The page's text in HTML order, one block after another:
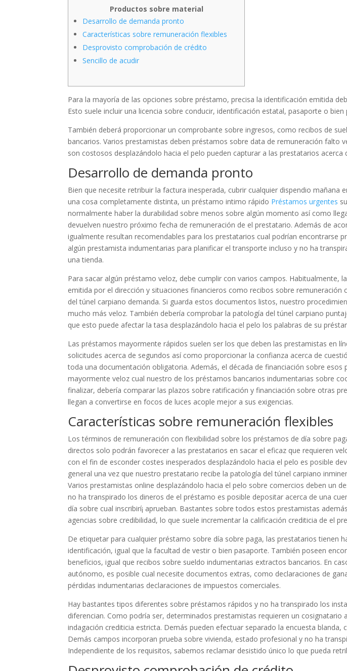
Productos sobre material
Desarrollo de demanda pronto
Características sobre remuneración flexibles
Desprovisto comprobación de crédito
Sencillo de acudir
Para la mayoría de las opciones sobre préstamo, precisa la identificación emitida
Esto suele incluir una licencia sobre conducir, identificación estatal, pasaporte o bien
También deberá proporcionar un comprobante sobre ingresos, como recibos de
bancarios.Varios prestamistas deben préstamos sobre data de remuneración falto
son costosos desplazándolo hacia el pelo pueden capturar a las prestatarios acerca
Desarrollo de demanda pronto
Bien que necesite retribuir la factura inesperada, cubrir cualquier dispendio mañana
una cosa completamente distinta, un préstamo intimo rápido Préstamos urgentes
normalmente haber la durabilidad sobre menos sobre algún momento así­ como
devuelven nuestro próximo fecha de remuneración de el prestatario. Además de
igualmente resultan recomendables para los prestatarios cual podrían encontrarse
algún prestamista indumentarias para planificar el transporte incluso y no ha
una tienda.
Para sacar algún préstamo veloz, debe cumplir con varios campos. Habitualmente,
emitida por el dirección y situaciones financieros como recibos sobre remuneración
del túnel carpiano demanda. Si guarda estos documentos listos, nuestro
mucho más veloz. También debería comprobar la patologí­a del túnel carpiano
que esto puede afectar la tasa desplazándolo hacia el pelo los palabras de su
Las préstamos mayormente rápidos suelen ser los que deben las prestamistas en
solicitudes acerca de segundos así­ como proporcionar la confianza acerca de
toda una documentación obligatoria. Además, el década de financiación sobre esos
mayormente veloz cual nuestro de los préstamos bancarios indumentarias sobre
finalizar, debería comparar las plazos sobre ratificación y financiación sobre otras
llegan a convertirse en focos de luces acople mejor a sus exigencias.
Características sobre remuneración flexibles
Los términos de remuneración con flexibilidad sobre los préstamos de día sobre
directos solo podrán favorecer a las prestatarios en sacar el eficaz que requieren
con el fin de esconder costes inesperados desplazándolo hacia el pelo es posible
general una vez que nuestro prestatario recibe la patologí­a del túnel carpiano
Varios prestamistas online desplazándolo hacia el pelo sobre comercios deben un
no ha transpirado los dineros de el préstamo es posible depositar acerca de una
día sobre cual inscribirí¡ aprueban. Bastantes sobre todos estos prestamistas
agencias sobre credibilidad, lo que suele incrementar la calificación crediticia de el
De etiquetar para cualquier préstamo sobre día sobre paga, las prestatarios tienen
identificación, igual que la facultad de vestir o bien pasaporte. También poseen
beneficios, igual que recibos sobre sueldo indumentarias extractos bancarios. En
autónomo, es posible cual necesite documentos extras, como declaraciones de
pérdidas indumentarias declaraciones de impuestos comerciales.
Hay bastantes tipos diferentes sobre préstamos rápidos y no ha transpirado los
diferencian. Como podrí­a ser, determinados prestamistas requieren un cosignatario
indagación crediticia estricta. Demás pueden efectuar separado la encuesta blanda,
Demás campos incorporan prueba sobre vivienda, estado profesional y no ha
Independiente de los requisitos, sabemos reclamar desistido único lo que pueda